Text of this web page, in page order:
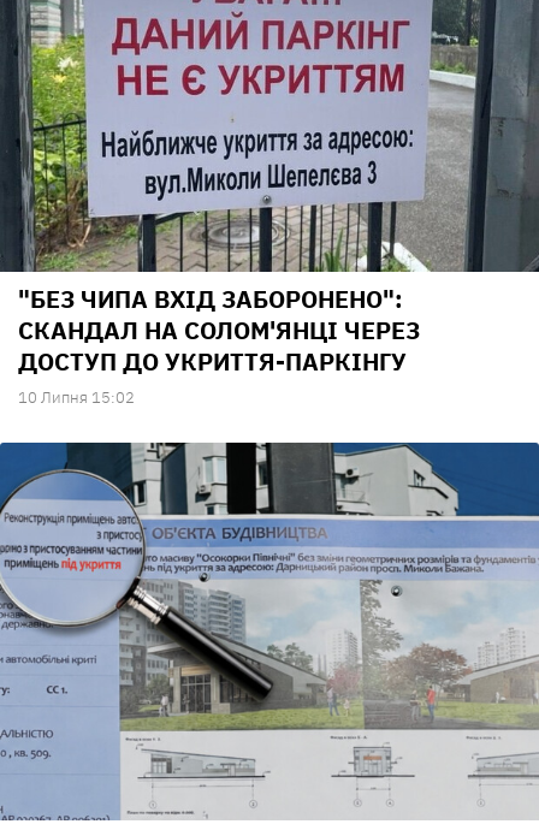
"БЕЗ ЧИПА ВХІД ЗАБОРОНЕНО":
СКАНДАЛ НА СОЛОМ'ЯНЦІ ЧЕРЕЗ
ДОСТУП ДО УКРИТТЯ-ПАРКІНГУ
10 Липня 15:02